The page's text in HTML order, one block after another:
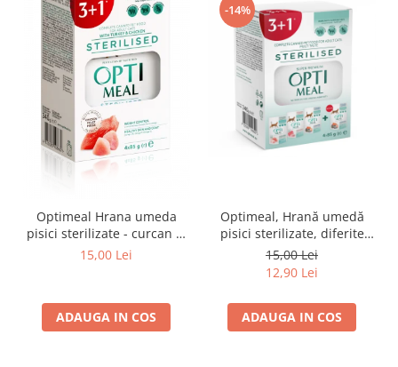
Optimeal Hrana umeda
pisici sterilizate - curcan si
pui in sos, set 3+1,
15,00 Lei
ADAUGA IN COS
-14%
Optimeal, Hrană umedă
pisici sterilizate, diferite
arome, (3+1), 0.34kg
15,00 Lei
12,90 Lei
ADAUGA IN COS